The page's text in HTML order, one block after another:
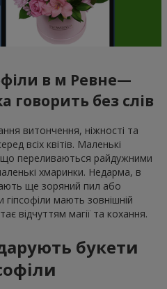
в м Ревне—
говорить без слів
витончення, ніжності та
всіх квітів. Маленькі
що переливаються райдужними
хмаринки. Недарма, в
ще зоряний пил або
мають зовнішній
відчуттям магії та кохання.
букети